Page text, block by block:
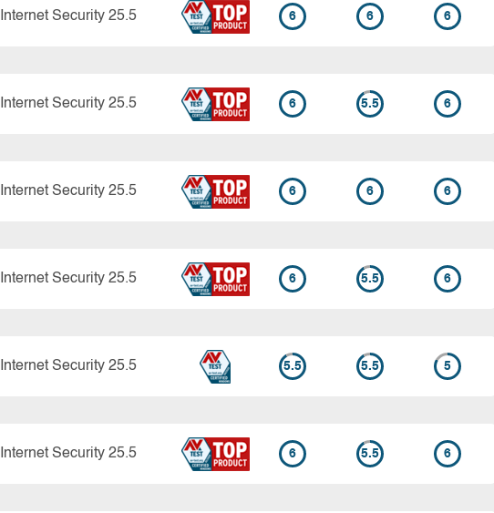
Internet Security 25.5 6 6 6
Internet Security 25.5 6 5.5 6
Internet Security 25.5 6 6 6
Internet Security 25.5 6 5.5 6
Internet Security 25.5 5.5 5.5 5
Internet Security 25.5 6 5.5 6